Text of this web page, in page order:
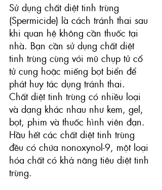
Sử dụng chất diệt tinh trùng
(Spermicide) là cách tránh thai sau
khi quan hệ không cần thuốc tại
nhà. Bạn cần sử dụng chất diệt
tinh trùng cùng với mũ chụp tử cổ
tử cung hoặc miếng bọt biển để
phát huy tác dụng tránh thai.
Chất diệt tinh trùng có nhiều loại
và dạng khác nhau như kem, gel,
bọt, phim và thuốc hình viên đạn.
Hầu hết các chất diệt tinh trùng
đều có chứa nonoxynol-9, một loại
hóa chất có khả năng tiêu diệt tinh
trùng.